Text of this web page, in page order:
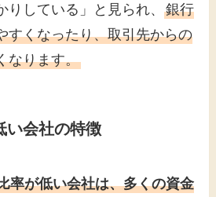
りしている」と見られ、銀行
すくなったり、取引先からの
なります。
い会社の特徴
率が低い会社は、多くの資金